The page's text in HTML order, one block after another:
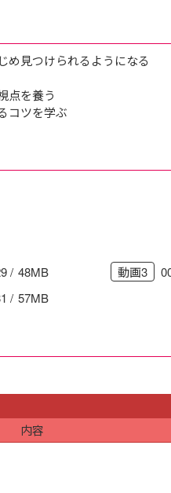
見つけられるようになる
点を養う
コツを学ぶ
48MB 動画3
57MB
内容